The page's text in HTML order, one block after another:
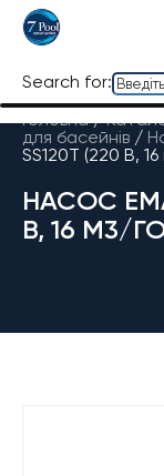
Search for:
Головна /
для басейнів /
SS120T (220 В,
НАСОС
В, 16 М3/